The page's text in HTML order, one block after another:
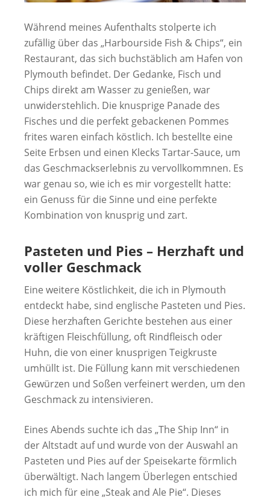
Während meines Aufenthalts stolperte ich
zufällig über das „Harbourside Fish & Chips“, ein
Restaurant, das sich buchstäblich am Hafen von
Plymouth befindet. Der Gedanke, Fisch und
Chips direkt am Wasser zu genießen, war
unwiderstehlich. Die knusprige Panade des
Fisches und die perfekt gebackenen Pommes
frites waren einfach köstlich. Ich bestellte eine
Seite Erbsen und einen Klecks Tartar-Sauce, um
das Geschmackserlebnis zu vervollkommnen. Es
war genau so, wie ich es mir vorgestellt hatte:
ein Genuss für die Sinne und eine perfekte
Kombination von knusprig und zart.
Pasteten und Pies – Herzhaft und
voller Geschmack
Eine weitere Köstlichkeit, die ich in Plymouth
entdeckt habe, sind englische Pasteten und Pies.
Diese herzhaften Gerichte bestehen aus einer
kräftigen Fleischfüllung, oft Rindfleisch oder
Huhn, die von einer knusprigen Teigkruste
umhüllt ist. Die Füllung kann mit verschiedenen
Gewürzen und Soßen verfeinert werden, um den
Geschmack zu intensivieren.
Eines Abends suchte ich das „The Ship Inn“ in
der Altstadt auf und wurde von der Auswahl an
Pasteten und Pies auf der Speisekarte förmlich
überwältigt. Nach langem Überlegen entschied
ich mich für eine „Steak and Ale Pie“. Dieses